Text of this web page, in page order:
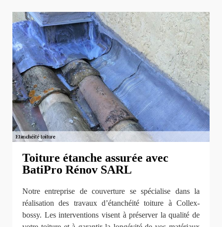
Toiture étanche assurée avec
BatiPro Rénov SARL
Notre entreprise de couverture se spécialise dans la
réalisation des travaux d’étanchéité toiture à Collex-
bossy. Les interventions visent à préserver la qualité de